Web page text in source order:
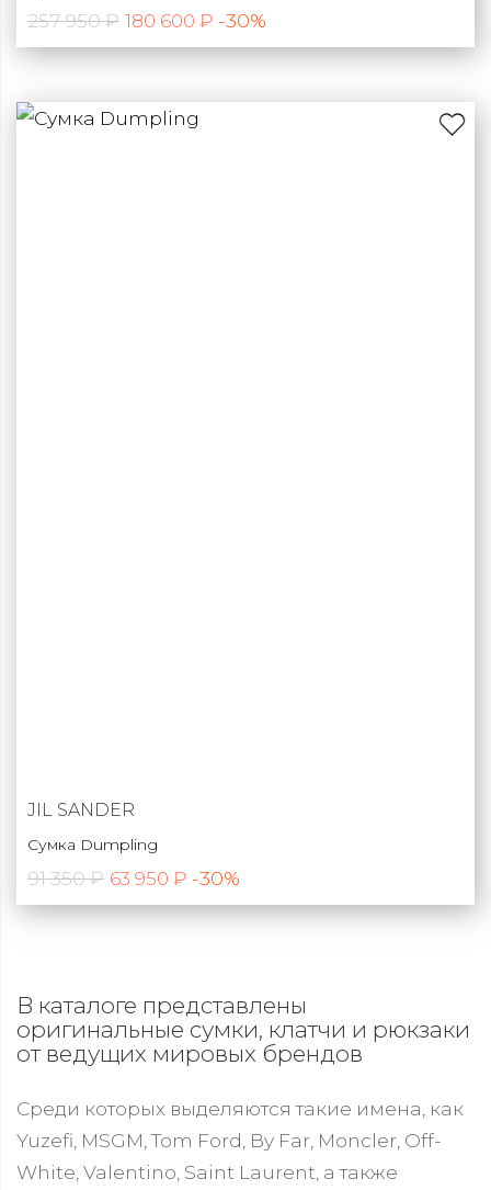
257 950 ₽ 180 600 ₽ -30%
JIL SANDER
Сумка Dumpling
91 350 ₽ 63 950 ₽ -30%
В каталоге представлены
оригинальные сумки, клатчи и рюкзаки
от ведущих мировых брендов
Среди которых выделяются такие имена, как
Yuzefi, MSGM, Tom Ford, By Far, Moncler, Off-
White, Valentino, Saint Laurent, а также